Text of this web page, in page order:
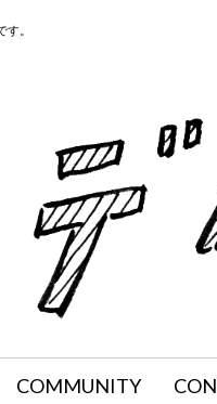
。
COMMUNITY